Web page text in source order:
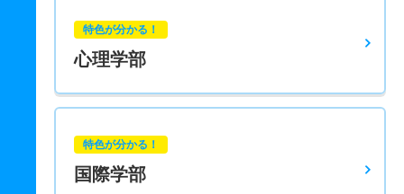
特色が分かる！
心理学部
特色が分かる！
国際学部